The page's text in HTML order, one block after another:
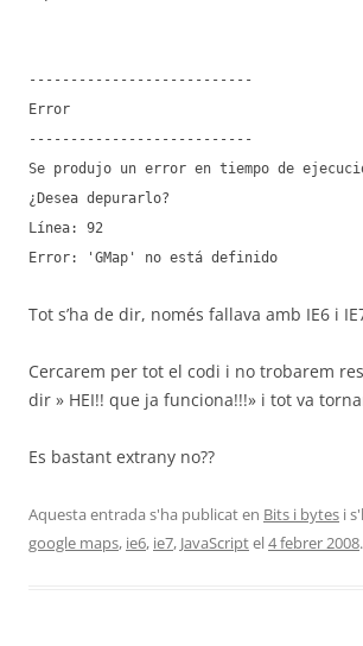
---------------------------
Error
---------------------------
Se produjo un error en tiempo de
¿Desea depurarlo?
Línea: 92
Error: 'GMap' no está definido
Tot s’ha de dir, només fallava amb IE6 i
Cercarem per tot el codi i no trobarem
dir » HEI!! que ja funciona!!!» i tot va
Es bastant extrany no??
Aquesta entrada s'ha publicat en Bits i bytes i
google maps, ie6, ie7, JavaScriptel4 febrer 2008.